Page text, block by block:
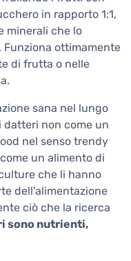
in rapporto 1:1,
minerali che lo
Funziona ottimamente
di frutta o nelle
sana nel lungo
datteri non come un
nel senso trendy
un alimento di
che li hanno
dell'alimentazione
ciò che la ricerca
sono nutrienti,